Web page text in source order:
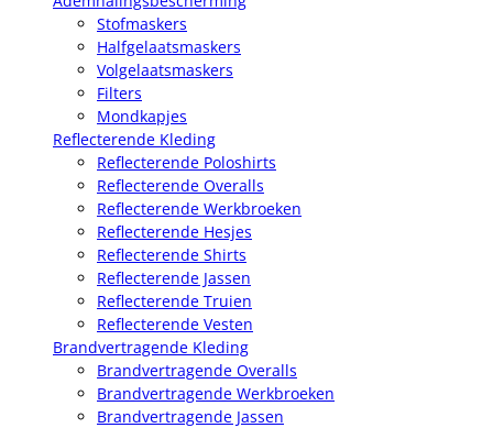
Stofmaskers
Halfgelaatsmaskers
Volgelaatsmaskers
Filters
Mondkapjes
Reflecterende Kleding
Reflecterende Poloshirts
Reflecterende Overalls
Reflecterende Werkbroeken
Reflecterende Hesjes
Reflecterende Shirts
Reflecterende Jassen
Reflecterende Truien
Reflecterende Vesten
Brandvertragende Kleding
Brandvertragende Overalls
Brandvertragende Werkbroeken
Brandvertragende Jassen